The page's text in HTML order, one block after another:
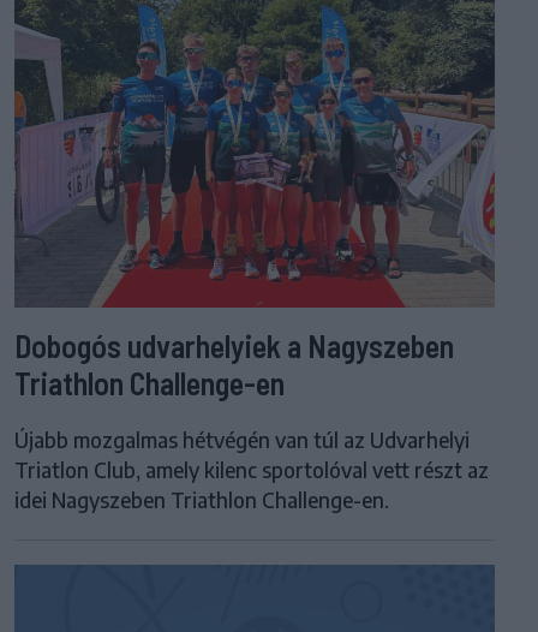
Dobogós udvarhelyiek a Nagyszeben
Triathlon Challenge-en
Újabb mozgalmas hétvégén van túl az Udvarhelyi
Triatlon Club, amely kilenc sportolóval vett részt az
idei Nagyszeben Triathlon Challenge-en.